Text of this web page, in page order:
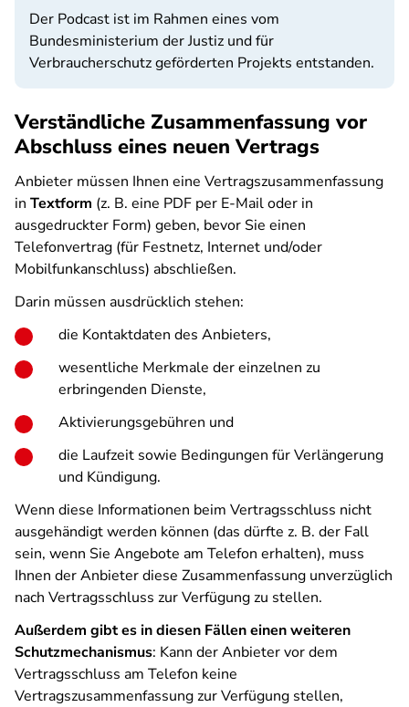
Der Podcast ist im Rahmen eines vom
Bundesministerium der Justiz und für
Verbraucherschutz geförderten Projekts entstanden.
Verständliche Zusammenfassung vor
Abschluss eines neuen Vertrags
Anbieter müssen Ihnen eine Vertragszusammenfassung
in Textform (z. B. eine PDF per E-Mail oder in
ausgedruckter Form) geben, bevor Sie einen
Telefonvertrag (für Festnetz, Internet und/oder
Mobilfunkanschluss) abschließen.
Darin müssen ausdrücklich stehen:
die Kontaktdaten des Anbieters,
wesentliche Merkmale der einzelnen zu
erbringenden Dienste,
Aktivierungsgebühren und
die Laufzeit sowie Bedingungen für Verlängerung
und Kündigung.
Wenn diese Informationen beim Vertragsschluss nicht
ausgehändigt werden können (das dürfte z. B. der Fall
sein, wenn Sie Angebote am Telefon erhalten), muss
Ihnen der Anbieter diese Zusammenfassung unverzüglich
nach Vertragsschluss zur Verfügung zu stellen.
Außerdem gibt es in diesen Fällen einen weiteren
Schutzmechanismus: Kann der Anbieter vor dem
Vertragsschluss am Telefon keine
Vertragszusammenfassung zur Verfügung stellen,